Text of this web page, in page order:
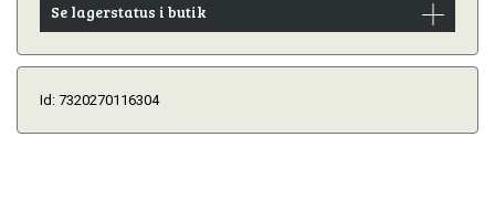
Se lagerstatus i butik
Id: 7320270116304